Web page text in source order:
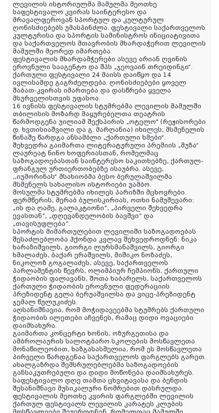
ლევილის ისტორიულმა მამულმა მეოთხე
საფესტივალო კვირას საინტერესო და
მრავალფეროვან სპორტულ და კულტურულ
ღონისძიებებს უმასპინძლა. ფესტივალი საქართველოს
კულტურისა და სპორტის სამინისტროს ინიციატივითა
და საქართველოს მთავრობის მხარდაჭერით ლევილის
მამულში მეორედ იმართება.
ფესტივალის მხარდამჭერები ასევე არიან ღვინის
ეროვნული სააგენტო და შპს „ჯეოვაინ თრეიდინგი“.
ქართული ფესტივალი 24 მაისს დაიწყო და 14
ივლისამდე გაგრძელდება. ღონისძიებები ყოველ
შაბათ-კვირას იმართება და დასწრება ყველა
მსურველისთვის უფასოა.
16 ივნისს ფესტივალის სტუმრებმა ლევილის მამულში
თბილისის მოზარდ მაყურებელთა თეატრის
წარმოდგენა უილიამ შექსპირის „ოტელო" (რეჟისორები
დ. ხვთისიაშვილი და გ. მარღანია) იხილეს; მსმენელის
წინაშე წარდგა ანსამბლი „ქართული ხმები“.
შეხვედრა გაიმართა ლიტერატურული პრემიის „მუზა“
ლაურეატ ნინო ხოფერიასთან, რომელმაც
საზოგადოებასთან საინტერესო საკითხებზე, ქართულ-
ფრანგულ ურთიერთობებზე ისაუბრა. ასევე,
,,იუმორინას“ მსახიობმა ბესო ბერულაშვილმა
მსმენელს სახალისო ისტორიები უამბო.
მოსულმა სტუმრებმა იხილეს პარიზში მცხოვრები
ფერმწერის, მერაბ ბულისკირიას, ოთხი ნამუშევარი:
„ის და ღამე, გალაკტიონი”, „პირველი შეხვედრა
ევასთან”, „დღევანდელობის ბავშვი” და
„თავისუფლება”.
სპორტის მიმართულებით ლევილიში საზოგადოებას
შესაძლებლობა ჰქონდა კვლავ შეხვედროდნენ: ნიკა
ხარაზიშვილს, გიორგი ლურსმანაშვილს, გიორგი
ხმალაძეს, ბაქარ ერაშვილს, მიშიკო ნოზაძეს,
ნიკოლოზ გოგალაძეს, ასევე, საქართველოს
პარლამენტის წევრს, ოლიმპიურ ჩემპიონს, ქართული
ჭიდაობის ფალავანს, შოთა ხაბარელს, საქართველოს
ქართული ჭიდაობის ეროვნული ფედერაციის
პრეზიდენტ გელა ბერუაშვილსა და ვიცე-პრეზიდენტ
ჯემალ წულუკიძეს.
აღსანიშნავია, რომ მოჭიდავეებმა სტუმრებს ქართული
ჭიდაობის ილეთები აჩვენეს, რამაც დიდი ოვაციები
დაიმსახურა.
გაიმართა კონცერტი ხონის, ოზურგეთისა და
ამბროლაურის სალოტბარო სკოლების მოსწავლეთა
მონაწილეობით, ხაზგასასმელია, რომ ეს მოსწავლეთა
პირველი წარდგენაა საქართველოს ფარგლებს გარეთ.
ახალგაზრდა შემსრულებლებმა საზოგადოების
განსაკუთრებული და დიდი მოწონება დაიმსახურეს.
საფესტივალო დღე თამთა ცხვიტავასა და ბენდის
შესანიშნავი მუსიკალური ნომრებით დასრულდა.
ფესტივალის მეოთხე კვირის ფარგლებში ლევილის
ქართულ ფესტივალს ლევილის კარატეს კლუბის